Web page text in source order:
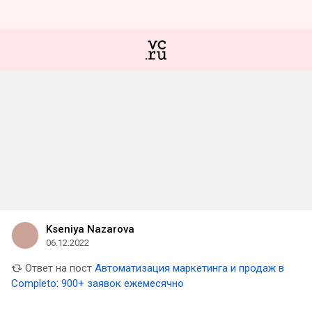
Kseniya Nazarova
06.12.2022
Ответ на пост Автоматизация маркетинга и продаж в
Completo: 900+ заявок ежемесячно